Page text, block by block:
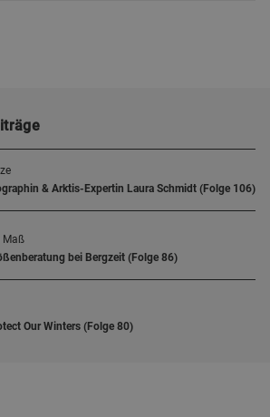
& Arktis-Expertin Laura Schmidt (Folge 106)
Maß
bei Bergzeit (Folge 86)
Our Winters (Folge 80)